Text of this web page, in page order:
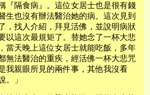
『隔食病』。這位女居士也是很有錢
生也沒有辦法醫治她的病。這次見到
，找人介紹，拜見活佛，並說明病狀
以這次最規矩了。替她念了一杯大悲
當天晚上這位女居士就能吃飯，多年
無法醫治的重疾，經活佛一杯大悲咒
我親眼所見的兩件事，其他我沒看
。」